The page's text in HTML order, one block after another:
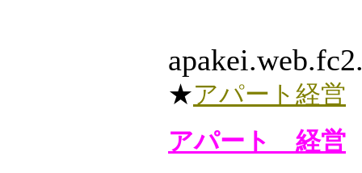
★アパート経営
アパート 経営